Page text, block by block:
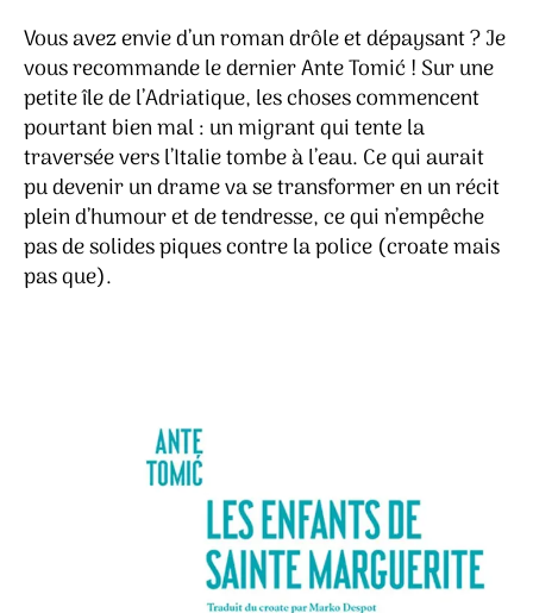
Ante
Vous avez envie d’un roman drôle et dépaysant ? Je
vous recommande le dernier Ante Tomić ! Sur une
petite île de l’Adriatique, les choses commencent
pourtant bien mal : un migrant qui tente la
traversée vers l’Italie tombe à l’eau. Ce qui aurait
pu devenir un drame va se transformer en un récit
plein d’humour et de tendresse, ce qui n’empêche
pas de solides piques contre la police (croate mais
pas que).